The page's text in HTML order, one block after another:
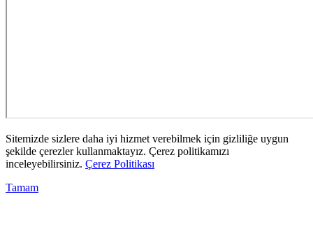
Sitemizde sizlere daha iyi hizmet verebilmek için gizliliğe uygun
şekilde çerezler kullanmaktayız. Çerez politikamızı
inceleyebilirsiniz. Çerez Politikası
Tamam